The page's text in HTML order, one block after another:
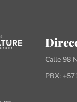
Calle 98
PBX: